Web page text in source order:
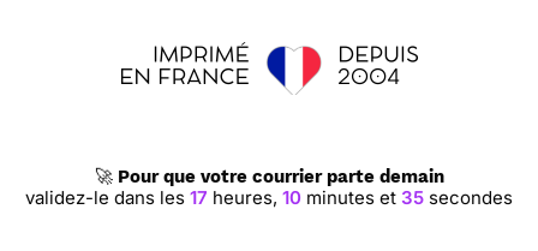
🚀 Pour que votre courrier parte demain
validez-le dans les 17 heures, 10 minutes et 35 secondes